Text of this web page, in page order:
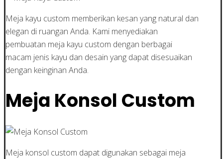
Meja kayu custom memberikan kesan yang natural dan
elegan di ruangan Anda. Kami menyediakan
pembuatan meja kayu custom dengan berbagai
macam jenis kayu dan desain yang dapat disesuaikan
dengan keinginan Anda.
Meja Konsol Custom
Meja konsol custom dapat digunakan sebagai meja